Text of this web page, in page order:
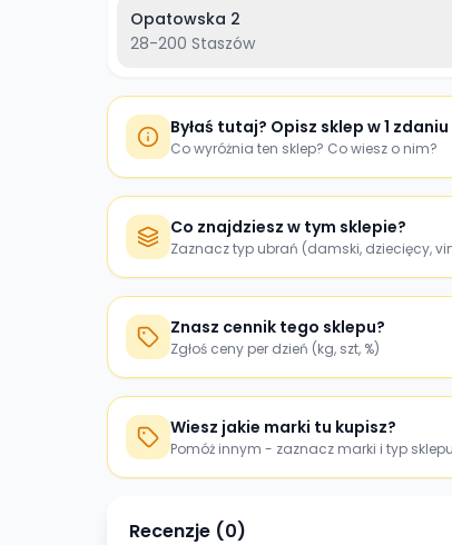
Opatowska 2
28-200 Staszów
Byłaś tutaj? Opisz sklep w 1 zdaniu
Co wyróżnia ten sklep? Co wiesz o nim?
Co znajdziesz w tym sklepie?
Zaznacz typ ubrań (damski, dziecięcy,
Znasz cennik tego sklepu?
Zgłoś ceny per dzień (kg, szt, %)
Wiesz jakie marki tu kupisz?
Pomóż innym - zaznacz marki i typ sklepu
Recenzje (0)